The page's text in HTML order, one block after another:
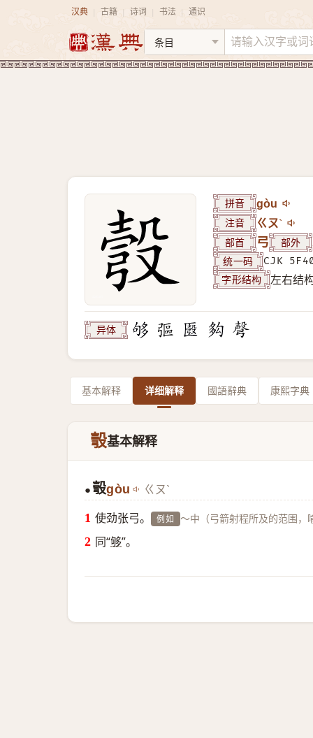
汉典 古籍 诗词 书法 通识
拼音 gòu
注音 ㄍㄡˋ
部首 弓 部外
统一码 CJK
字形结构 左右结
异体
基本解释 详细解释 國語辭典 康熙字典
彀基本解释
● 彀gòu ㄍㄡˋ
使劲张弓。 例如 ～中（弓箭射程所及的范围，
同“够”。